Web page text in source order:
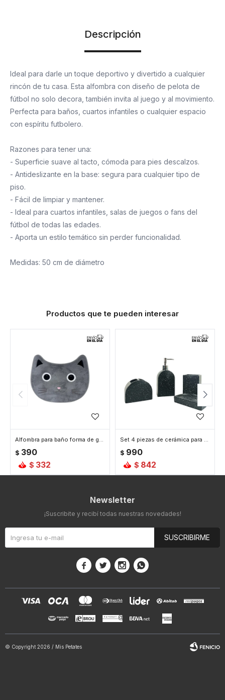
Descripción
Ideal para darle un toque deportivo y divertido a cualquier
rincón de tu casa. Esta alfombra con diseño de pelota de
fútbol no solo decora, también invita al juego y al movimiento.
Perfecta para baños, cuartos infantiles o cualquier espacio
con espíritu futbolero.
Razones para tener una:
- Superficie suave al tacto, cómoda para pies descalzos.
- Antideslizante en la base: segura para cualquier tipo de
piso.
- Fácil de limpiar y mantener.
- Ideal para cuartos infantiles, salas de juegos o fans del
fútbol de todas las edades.
- Aporta un estilo temático sin perder funcionalidad.
Medidas: 50 cm de diámetro
Productos que te pueden interesar
Alfombra para baño forma de gato - Negro
$ 390
$ 332
Set 4 piezas de cerámica para baño - Negro
$ 990
$ 842
Newsletter
¡Suscribite y recibí todas nuestras novedades!
SUSCRIBIRME
   
© Copyright 2026 / Mis Petates